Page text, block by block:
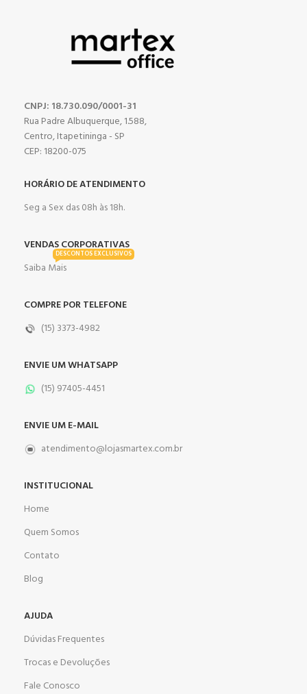
CNPJ: 18.730.090/0001-31
Rua Padre Albuquerque, 1.588,
Centro, Itapetininga - SP
CEP: 18200-075
HORÁRIO DE ATENDIMENTO
Seg a Sex das 08h às 18h.
VENDAS CORPORATIVAS
Saiba Mais
DESCONTOS EXCLUSIVOS
COMPRE POR TELEFONE
(15) 3373-4982
ENVIE UM WHATSAPP
(15) 97405-4451
ENVIE UM E-MAIL
atendimento@lojasmartex.com.br
INSTITUCIONAL
Home
Quem Somos
Contato
Blog
AJUDA
Dúvidas Frequentes
Trocas e Devoluções
Fale Conosco